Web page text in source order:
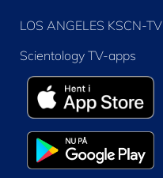
LOS ANGELES KSCN-TV
Scientology TV-apps